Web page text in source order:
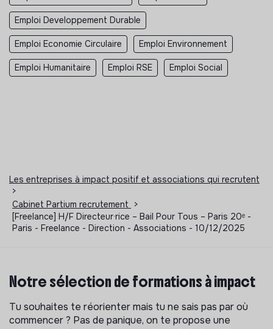
Emploi Developpement Durable
Emploi Economie Circulaire Emploi Environnement
Emploi Humanitaire Emploi RSE Emploi Social
Les entreprises à impact positif et associations qui recrutent
>
Cabinet Partium recrutement
>
[Freelance] H/F Directeur·rice – Bail Pour Tous – Paris 20ᵉ -
Paris - Freelance - Direction - Associations - 10/12/2025
Notre sélection de formations à impact
Tu souhaites te réorienter mais tu ne sais pas par où
commencer ? Pas de panique, on te propose une